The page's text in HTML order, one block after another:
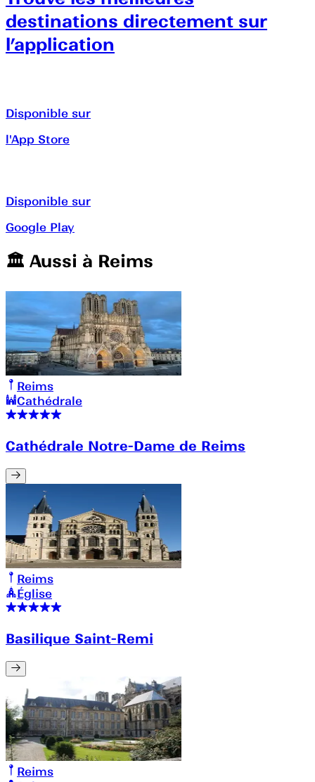
destinations directement sur
l’application
Disponible sur
l'App Store
Disponible sur
Google Play
🏛️️ Aussi à Reims
Reims
Cathédrale
Cathédrale Notre-Dame de Reims
Reims
Église
Basilique Saint-Remi
Reims